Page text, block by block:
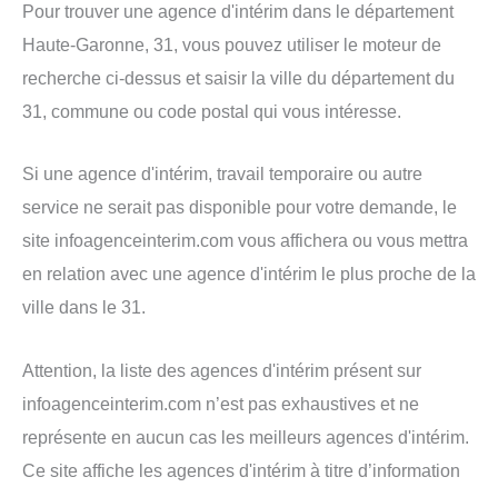
Pour trouver une agence d'intérim dans le département
Haute-Garonne, 31, vous pouvez utiliser le moteur de
recherche ci-dessus et saisir la ville du département du
31, commune ou code postal qui vous intéresse.
Si une agence d'intérim, travail temporaire ou autre
service ne serait pas disponible pour votre demande, le
site infoagenceinterim.com vous affichera ou vous mettra
en relation avec une agence d'intérim le plus proche de la
ville dans le 31.
Attention, la liste des agences d'intérim présent sur
infoagenceinterim.com n’est pas exhaustives et ne
représente en aucun cas les meilleurs agences d'intérim.
Ce site affiche les agences d'intérim à titre d’information